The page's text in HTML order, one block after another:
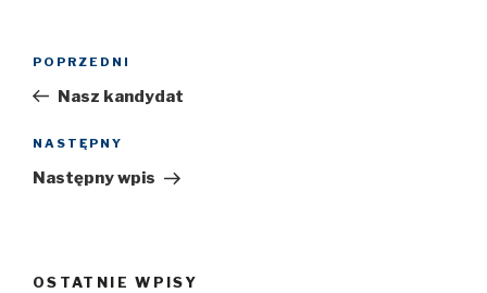
Nawigacja
Poprzedni
wpis
POPRZEDNI
Nasz kandydat
Następny
wpis
NASTĘPNY
Następny wpis
OSTATNIE WPISY